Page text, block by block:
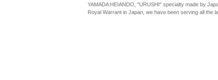
YAMADA HEIANDO, "URUSHI" specialty made by
Royal Warrant in Japan, we have been serving all the